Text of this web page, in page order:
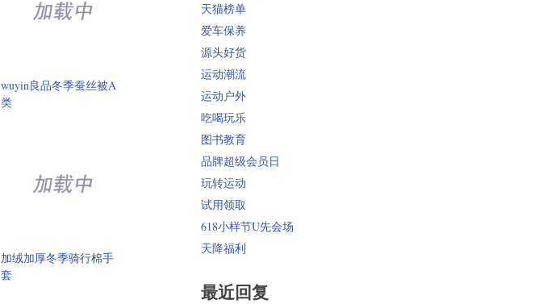
wuyin良品冬季蚕丝被A
类
加绒加厚冬季骑行棉手
套
天猫榜单
爱车保养
源头好货
运动潮流
运动户外
吃喝玩乐
图书教育
品牌超级会员日
玩转运动
试用领取
618小样节U先会场
天降福利
最近回复